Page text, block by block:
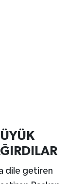
dile getiren